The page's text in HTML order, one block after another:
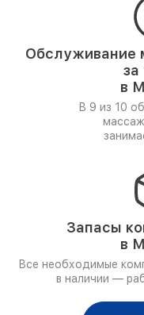
Обслуживание
за
в
В 9 из 10
Запасы
в
Все необходимые
в наличии —